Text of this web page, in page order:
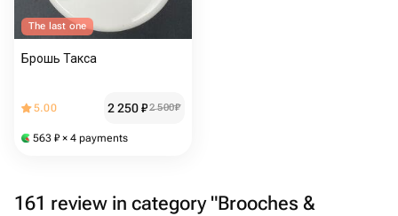
The last one
Брошь Такса
5.00 2 250₽2 500₽
563 ₽ × 4 payments
161 review in category "Brooches &